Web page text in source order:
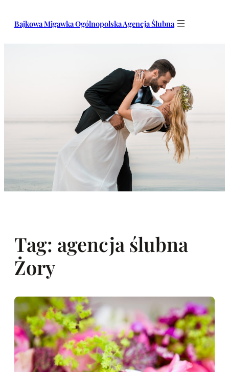
Bajkowa Migawka Ogólnopolska Agencja Ślubna
Tag: agencja ślubna
Żory